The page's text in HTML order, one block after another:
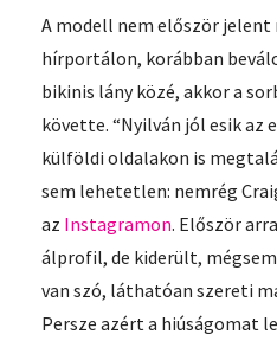
A modell nem először jelent
hírportálon, korábban
bikinis lány közé, akkor a
követte. “Nyilván jól esik az
külföldi oldalakon is
sem lehetetlen: nemrég
az Instagramon. Először
álprofil, de kiderült,
van szó, láthatóan szereti
Persze azért a hiúságomat